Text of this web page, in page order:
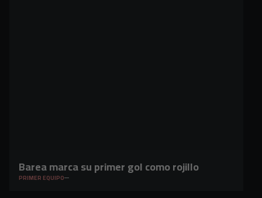
Barea marca su primer gol como rojillo
PRIMER EQUIPO